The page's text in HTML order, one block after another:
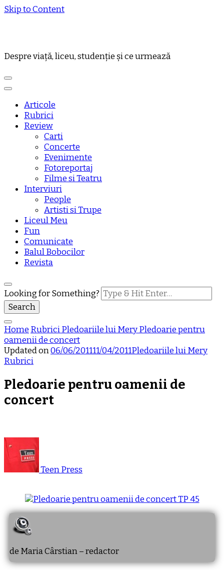
Skip to Content
Despre viață, liceu, studenție și ce urmează
Articole
Rubrici
Review
Carti
Concerte
Evenimente
Fotoreportaj
Filme si Teatru
Interviuri
People
Artisti si Trupe
Liceul Meu
Fun
Comunicate
Balul Bobocilor
Revista
Looking for Something?
Home RubriciPledoariile lui MeryPledoarie pentru
oamenii de concert
Updated on06/06/201111/04/2011Pledoariile lui Mery
Rubrici
Pledoarie pentru oamenii de
concert
Teen Press
de Maria Cârstian – redactor